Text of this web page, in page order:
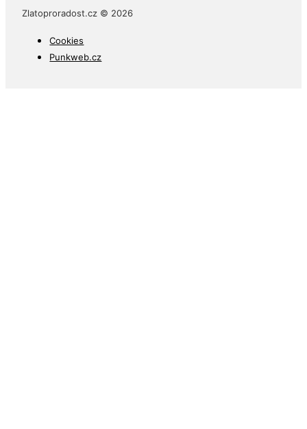
Zlatoproradost.cz © 2026
Cookies
Punkweb.cz